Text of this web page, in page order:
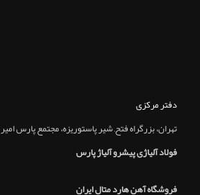
دفتر مرکزی
تهران، بزرگراه فتح, شير پاستوريزه، مجتمع پارس امير
فولاد آلیاژی پیشرو آلیاژ پارس
فروشگاه آهن هارد متال ایران